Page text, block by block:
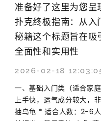
准备好了这里为您呈
扑克终极指南：从入
秘籍这个标题旨在吸
全面性和实用性
2026-02-18
一、基础入门类（适合家
上手快，运气成分较大，
抽乌龟 * 适合人数：2-6